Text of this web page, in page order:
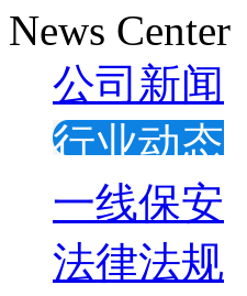
News Center
公司新闻
行业动态
一线保安
法律法规